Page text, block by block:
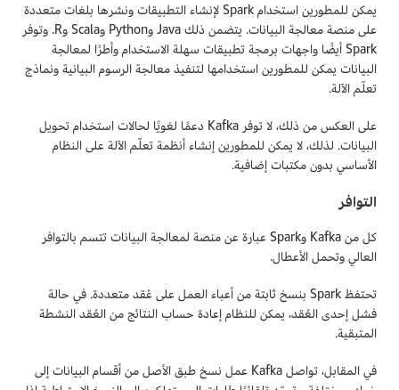
يمكن للمطورين استخدام Spark لإنشاء التطبيقات ونشرها بلغات متعددة
على منصة معالجة البيانات. يتضمن ذلك Java وPython وScala وR. وتوفر
Spark أيضًا واجهات برمجة تطبيقات سهلة الاستخدام وأطرًا لمعالجة
البيانات يمكن للمطورين استخدامها لتنفيذ معالجة الرسوم البيانية ونماذج
تعلّم الآلة.
على العكس من ذلك، لا توفر Kafka دعمًا لغويًا لحالات استخدام تحويل
البيانات. لذلك، لا يمكن للمطورين إنشاء أنظمة تعلّم الآلة على النظام
الأساسي بدون مكتبات إضافية.
التوافر
كل من Kafka وSpark عبارة عن منصة لمعالجة البيانات تتسم بالتوافر
العالي وتحمل الأعطال.
تحتفظ Spark بنسخ ثابتة من أعباء العمل على عُقد متعددة. في حالة
فشل إحدى العُقد، يمكن للنظام إعادة حساب النتائج من العُقد النشطة
المتبقية.
في المقابل، تواصل Kafka عمل نسخ طبق الأصل من أقسام البيانات إلى